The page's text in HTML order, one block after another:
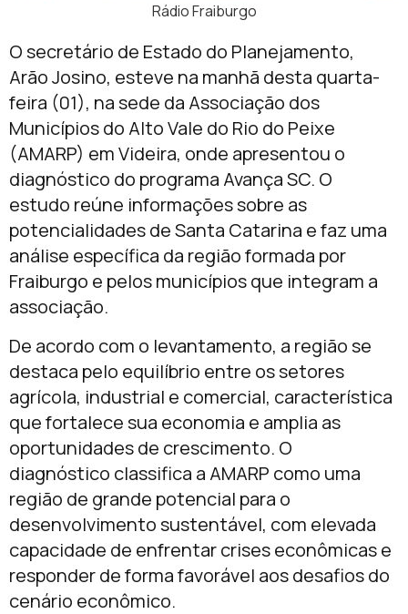
Rádio Fraiburgo
O secretário de Estado do Planejamento,
Arão Josino, esteve na manhã desta quarta-
feira (01), na sede da Associação dos
Municípios do Alto Vale do Rio do Peixe
(AMARP) em Videira, onde apresentou o
diagnóstico do programa Avança SC. O
estudo reúne informações sobre as
potencialidades de Santa Catarina e faz uma
análise específica da região formada por
Fraiburgo e pelos municípios que integram a
associação.
De acordo com o levantamento, a região se
destaca pelo equilíbrio entre os setores
agrícola, industrial e comercial, característica
que fortalece sua economia e amplia as
oportunidades de crescimento. O
diagnóstico classifica a AMARP como uma
região de grande potencial para o
desenvolvimento sustentável, com elevada
capacidade de enfrentar crises econômicas e
responder de forma favorável aos desafios do
cenário econômico.